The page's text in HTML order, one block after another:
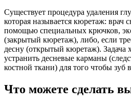
Существует процедура удаления
которая называется кюретаж: врач
помощью специальных крючков,
(закрытый кюретаж), либо, если
десну (открытый кюретаж). Задача
устранить десневые карманы
костной ткани) для того чтобы зуб
Что можете сделать